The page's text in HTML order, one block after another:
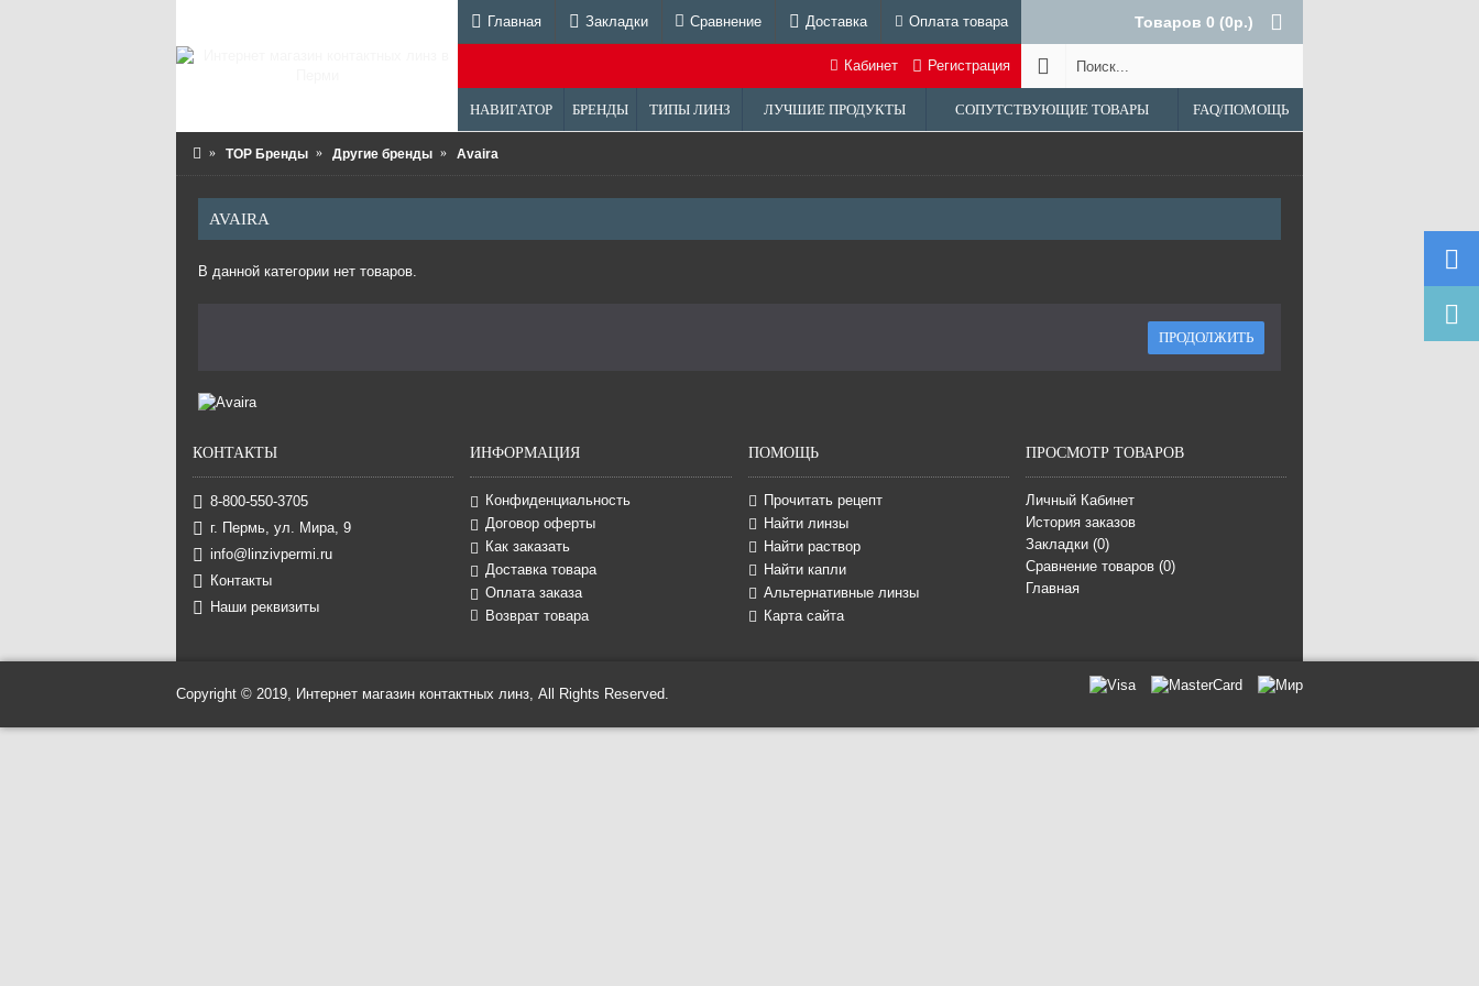
Главная Закладки Сравнение Доставка Оплата товара Товаров 0 (0р.)
Кабинет Регистрация
НАВИГАТОР БРЕНДЫ ТИПЫ ЛИНЗ ЛУЧШИЕ ПРОДУКТЫ СОПУТСТВУЮЩИЕ ТОВАРЫ FAQ/ПОМОЩЬ
TOP Бренды Другие бренды Avaira
AVAIRA
В данной категории нет товаров.
ПРОДОЛЖИТЬ
КОНТАКТЫ
8-800-550-3705
г. Пермь, ул. Мира, 9
info@linzivpermi.ru
Контакты
Наши реквизиты
ИНФОРМАЦИЯ
Конфиденциальность
Договор оферты
Как заказать
Доставка товара
Оплата заказа
Возврат товара
ПОМОЩЬ
Прочитать рецепт
Найти линзы
Найти раствор
Найти капли
Альтернативные линзы
Карта сайта
ПРОСМОТР ТОВАРОВ
Личный Кабинет
История заказов
Закладки (0)
Сравнение товаров (0)
Главная
Copyright © 2019, Интернет магазин контактных линз, All Rights Reserved.